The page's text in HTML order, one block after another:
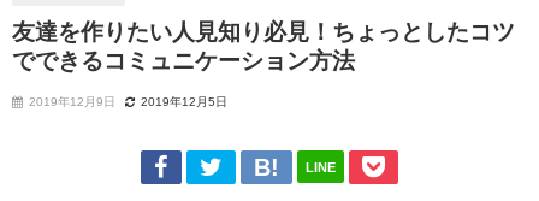
友達を作りたい人見知り必見！ちょっとしたコツ
でできるコミュニケーション方法
2019年12月9日 2019年12月5日
LINE